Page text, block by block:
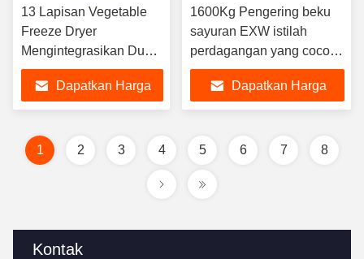
Kontak
13 Lapisan Vegetable
Freeze Dryer
Mengintegrasikan Dua
Tahap Rotary Vane
Vacuum Pump
Sempurna untuk
jangka panjang
Dapatkan Harga
1600Kg Pengering beku
sayuran EXW istilah
perdagangan yang cocok
untuk dehidrasi sayuran
industri dan aplikasi
konservasi
Dapatkan Harga
1 2 3 4 5 6 7 8